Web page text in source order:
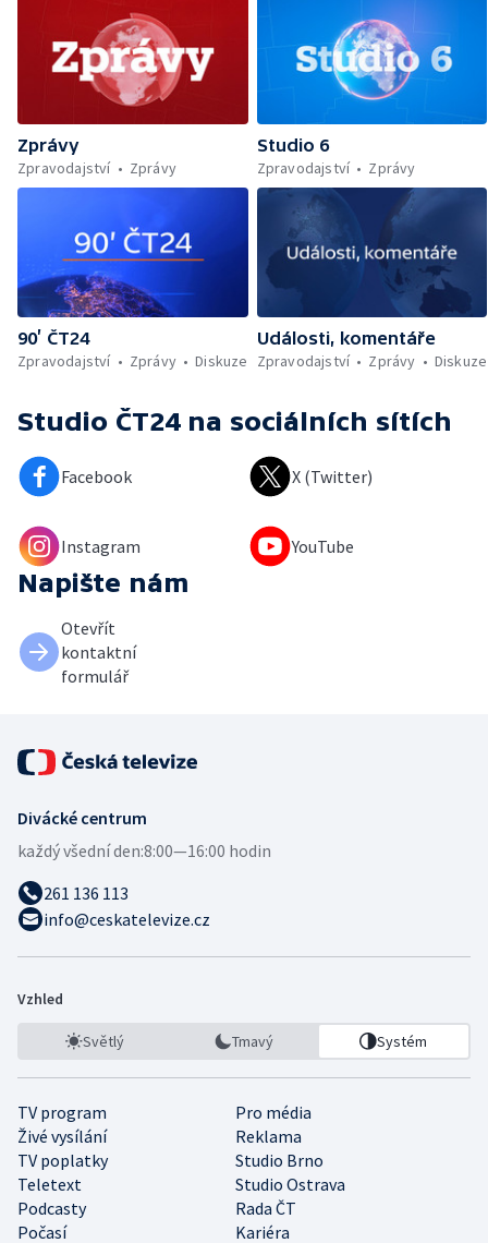
Zprávy
Zpravodajství
Zprávy
Studio 6
Zpravodajství
Zprávy
90’ ČT24
Zpravodajství
Zprávy Diskuze
Události, komentáře
Zpravodajství
Zprávy Diskuze
Studio ČT24 na sociálních sítích
Facebook X (Twitter)
Instagram YouTube
Napište nám
Otevřít
kontaktní
formulář
Divácké centrum
každý všední den:8:00—16:00 hodin
261 136 113
info@ceskatelevize.cz
Vzhled
Světlý Tmavý Systém
TV program
Pro média
Živé vysílání
Reklama
TV poplatky
Studio Brno
Teletext
Studio Ostrava
Podcasty
Rada ČT
Počasí
Kariéra